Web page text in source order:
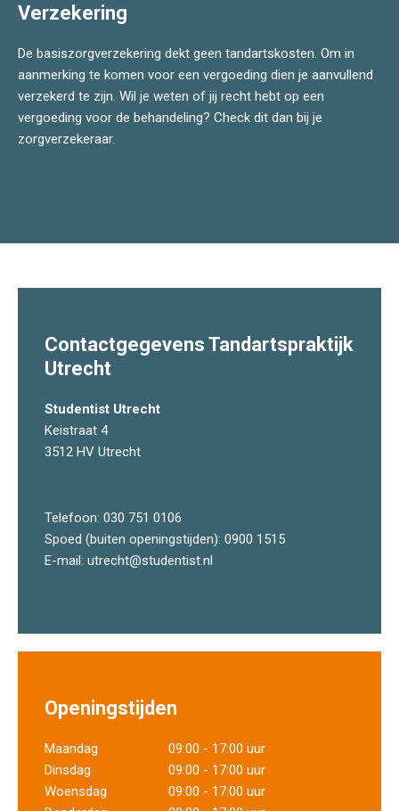
Verzekering
De basiszorgverzekering dekt geen tandartskosten. Om in
aanmerking te komen voor een vergoeding dien je aanvullend
verzekerd te zijn. Wil je weten of jij recht hebt op een
vergoeding voor de behandeling? Check dit dan bij je
zorgverzekeraar.
Contactgegevens Tandartspraktijk
Utrecht
Studentist Utrecht
Keistraat 4
3512 HV Utrecht
Telefoon: 030 751 0106
Spoed (buiten openingstijden): 0900 1515
E-mail: utrecht@studentist.nl
Openingstijden
Maandag
09:00 - 17:00 uur
Dinsdag
09:00 - 17:00 uur
Woensdag
09:00 - 17:00 uur